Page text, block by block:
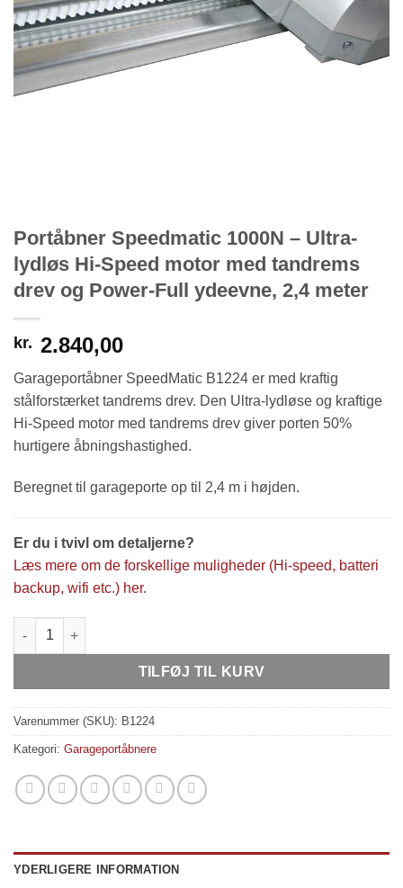
Portåbner Speedmatic 1000N – Ultra-
lydløs Hi-Speed motor med tandrems
drev og Power-Full ydeevne, 2,4 meter
kr. 2.840,00
Garageportåbner SpeedMatic B1224 er med kraftig
stålforstærket tandrems drev. Den Ultra-lydløse og kraftige
Hi-Speed motor med tandrems drev giver porten 50%
hurtigere åbningshastighed.
Beregnet til garageporte op til 2,4 m i højden.
Er du i tvivl om detaljerne?
Læs mere om de forskellige muligheder (Hi-speed, batteri
backup, wifi etc.) her.
Portåbner Speedmatic 1000N - Ultra-lydløs Hi-Speed motor
TILFØJ TIL KURV
Varenummer (SKU): B1224
Kategori: Garageportåbnere
YDERLIGERE INFORMATION